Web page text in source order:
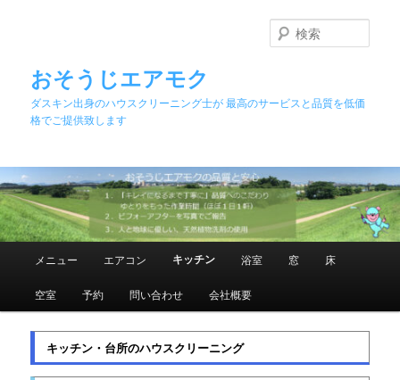
移
動
おそうじエアモク
ダスキン出身のハウスクリーニング士が 最高のサービスと品質を低価
格でご提供致します
索
メ
メニュー エアコン キッチン 浴室 窓 床
空室 予約 問い合わせ 会社概要
キッチン・台所のハウスクリーニング